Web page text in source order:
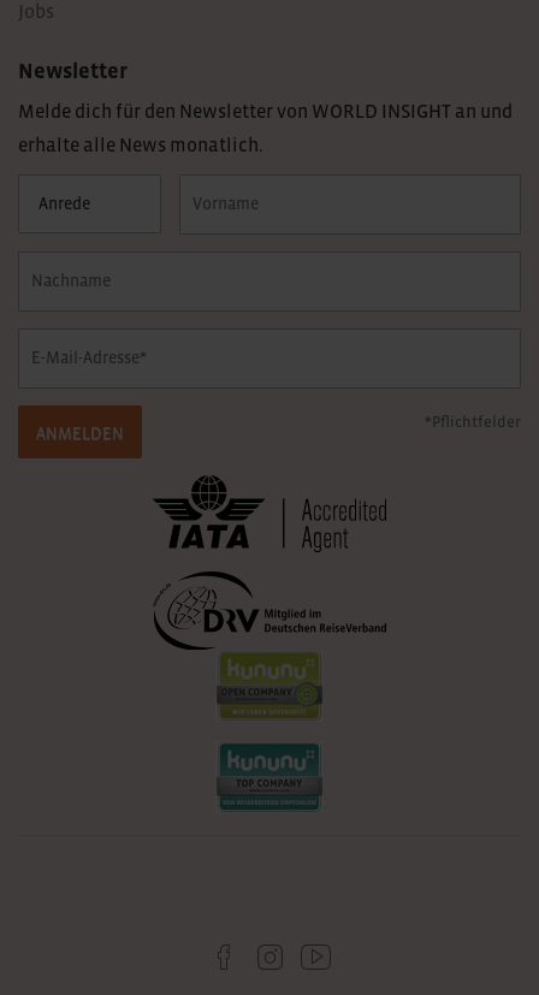
Jobs
Newsletter
Melde dich für den Newsletter von WORLD INSIGHT an und
erhalte alle News monatlich.
ANMELDEN
*Pflichtfelder